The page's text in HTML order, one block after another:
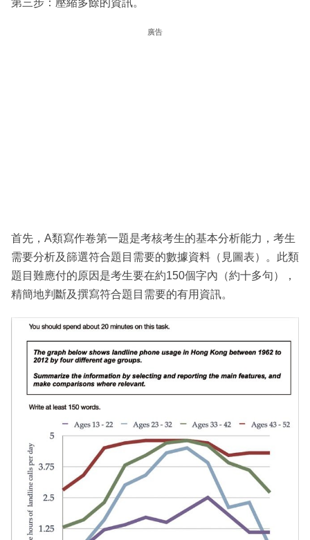
廣告
首先，A類寫作卷第一題是考核考生的基本分析能力，考生
需要分析及篩選符合題目需要的數據資料（見圖表）。此類
題目難應付的原因是考生要在約150個字內（約十多句），
精簡地判斷及撰寫符合題目需要的有用資訊。